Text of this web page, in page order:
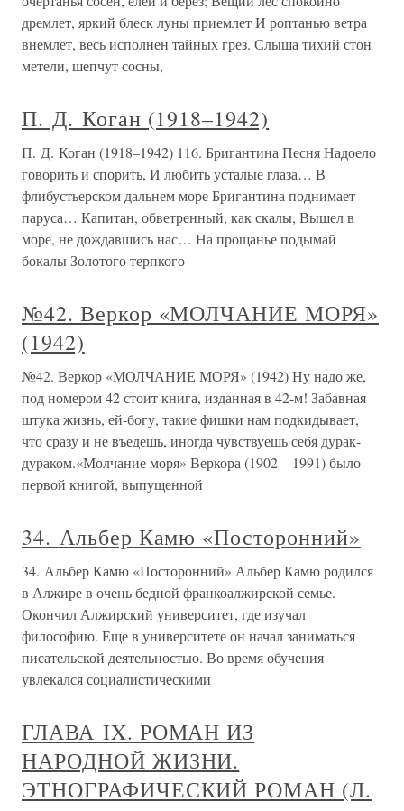
дремлет, яркий блеск луны приемлет И роптанью ветра
внемлет, весь исполнен тайных грез. Слыша тихий стон
метели, шепчут сосны,
П. Д. Коган (1918–1942)
П. Д. Коган (1918–1942) 116. Бригантина Песня Надоело
говорить и спорить, И любить усталые глаза… В
флибустьерском дальнем море Бригантина поднимает
паруса… Капитан, обветренный, как скалы, Вышел в
море, не дождавшись нас… На прощанье подымай
бокалы Золотого терпкого
№42. Веркор «МОЛЧАНИЕ МОРЯ»
(1942)
№42. Веркор «МОЛЧАНИЕ МОРЯ» (1942) Ну надо же,
под номером 42 стоит книга, изданная в 42-м! Забавная
штука жизнь, ей-богу, такие фишки нам подкидывает,
что сразу и не въедешь, иногда чувствуешь себя дурак-
дураком.«Молчание моря» Веркора (1902—1991) было
первой книгой, выпущенной
34. Альбер Камю «Посторонний»
34. Альбер Камю «Посторонний» Альбер Камю родился
в Алжире в очень бедной франкоалжирской семье.
Окончил Алжирский университет, где изучал
философию. Еще в университете он начал заниматься
писательской деятельностью. Во время обучения
увлекался социалистическими
ГЛАВА IX. РОМАН ИЗ
НАРОДНОЙ ЖИЗНИ.
ЭТНОГРАФИЧЕСКИЙ РОМАН (Л.